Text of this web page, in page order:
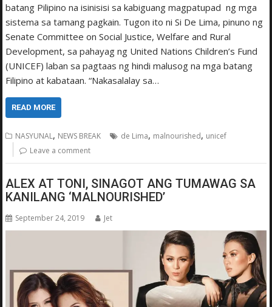
batang Pilipino na isinisisi sa kabiguang magpatupad ng mga
sistema sa tamang pagkain. Tugon ito ni Si De Lima, pinuno ng
Senate Committee on Social Justice, Welfare and Rural
Development, sa pahayag ng United Nations Children’s Fund
(UNICEF) laban sa pagtaas ng hindi malusog na mga batang
Filipino at kabataan. “Nakasalalay sa…
READ MORE
NASYUNAL, NEWS BREAK de Lima, malnourished, unicef
Leave a comment
ALEX AT TONI, SINAGOT ANG TUMAWAG SA
KANILANG ‘MALNOURISHED’
September 24, 2019 Jet